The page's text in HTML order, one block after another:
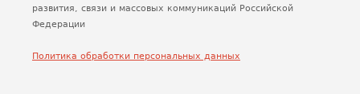
развития, связи и массовых коммуникаций Российской
Федерации
Политика обработки персональных данных